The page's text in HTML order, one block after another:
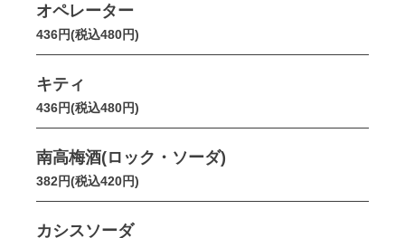
オペレーター
436円(税込480円)
キティ
436円(税込480円)
南高梅酒(ロック・ソーダ)
382円(税込420円)
カシスソーダ